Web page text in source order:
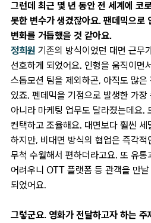
그런데 최근 몇 년 동안 전 세계에 코
못한 변수가 생겼잖아요. 팬데믹으로
변화를 거듭했을 것 같아요.
정희원 기존의 방식이었던 대면 근무
선호하게 되었어요. 인형을 움직이면
스톱모션 팀을 제외하곤, 아직도 많
있죠. 펜데믹을 기점으로 발생한 가
아니라 마케팅 업무도 달라졌는데요.
컨택하고 조율해요. 대면보다 훨씬 세
하지만, 비대면 방식의 협업은 즉각
무척 수월해서 편하더라고요. 또 유통
어려우니 OTT 플랫폼 등 관객을 만날
되었어요.
그렇군요. 영화가 전달하고자 하는